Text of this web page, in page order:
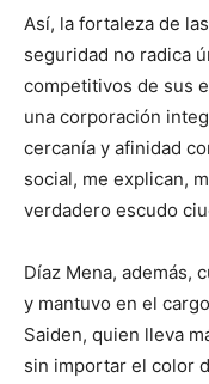
Así, la fortaleza de
seguridad no radica
competitivos de sus
una corporación
cercanía y afinidad
social, me explican,
verdadero escudo
Díaz Mena, además,
y mantuvo en el
Saiden, quien lleva
sin importar el color